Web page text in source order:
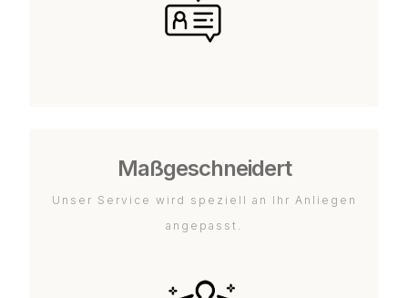
Maßgeschneidert
Unser Service wird speziell an Ihr Anliegen
angepasst.